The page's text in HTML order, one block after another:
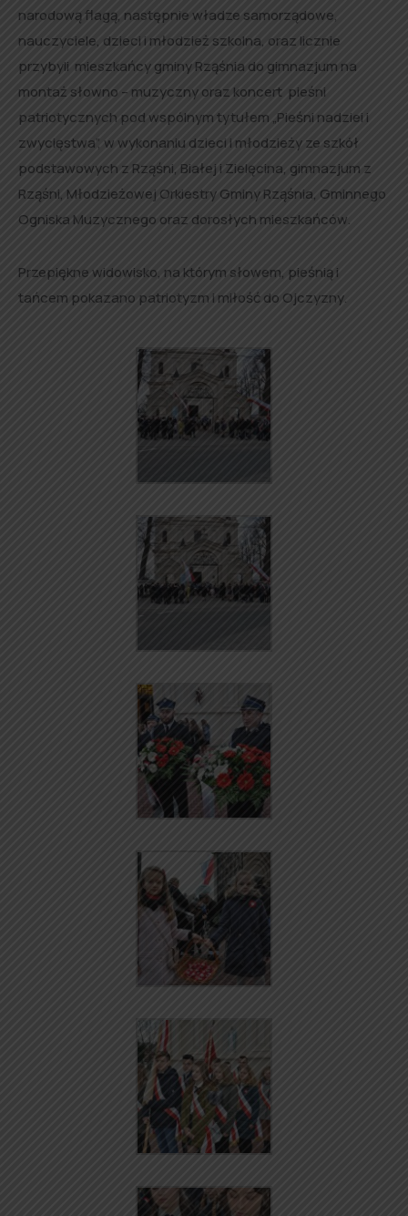
narodową flagą, następnie władze samorządowe,
nauczyciele, dzieci i młodzież szkolna, oraz licznie
przybyli mieszkańcy gminy Rząśnia do gimnazjum na
montaż słowno – muzyczny oraz koncert pieśni
patriotycznych pod wspólnym tytułem „Pieśni nadziei i
zwycięstwa”, w wykonaniu dzieci i młodzieży ze szkół
podstawowych z Rząśni, Białej i Zielęcina, gimnazjum z
Rząśni, Młodzieżowej Orkiestry Gminy Rząśnia, Gminnego
Ogniska Muzycznego oraz dorosłych mieszkańców.
Przepiękne widowisko, na którym słowem, pieśnią i
tańcem pokazano patriotyzm i miłość do Ojczyzny.